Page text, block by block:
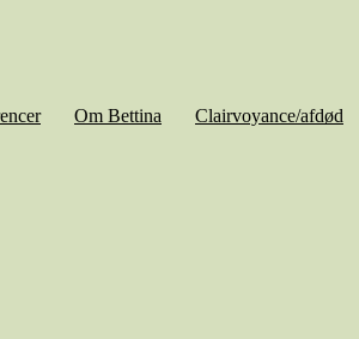
Om Bettina Clairvoyance/afdød